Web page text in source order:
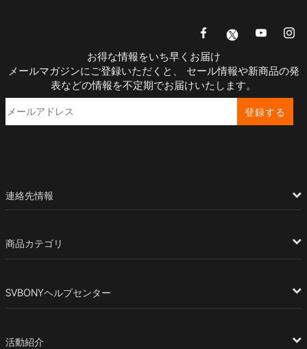
お得な情報をいち早くお届け
メールマガジンにご登録いただくと、 セール情報や新商品の発
表などの情報を不定期でお届けいたします。
登録する
連絡先情報
商品カテゴリ
SVBONYヘルプセンター
活動紹介